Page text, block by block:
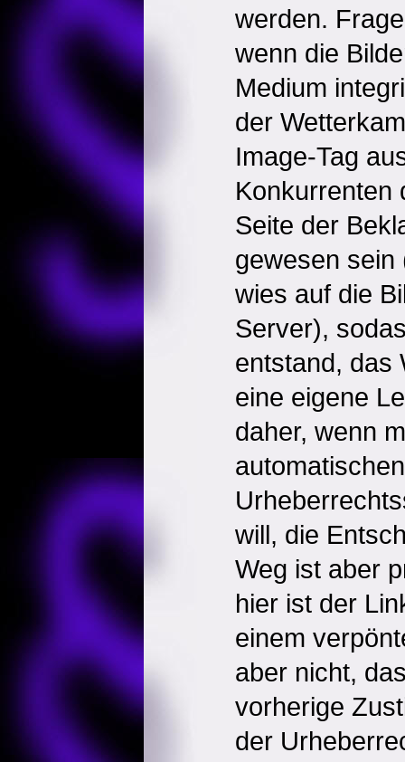
werden.
wenn die
Medium
der
Image-Tag
Konkurrenten
Seite der
gewesen sein
wies auf die
Server),
entstand, das
eine eigene
daher, wenn
will, die
Weg ist aber
hier ist der
einem
aber nicht,
vorherige
der